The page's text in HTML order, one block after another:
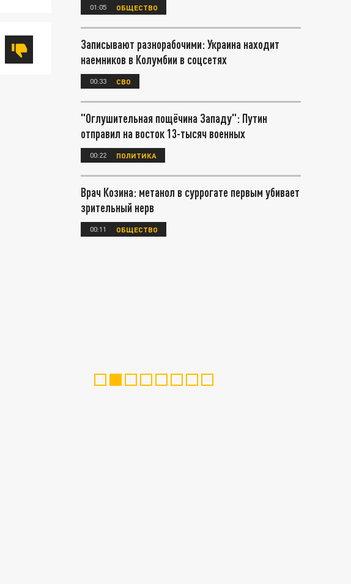
01:05 ОБЩЕСТВО
Записывают разнорабочими: Украина находит
наемников в Колумбии в соцсетях
00:33 СВО
"Оглушительная пощёчина Западу": Путин
отправил на восток 13-тысяч военных
00:22 ПОЛИТИКА
Врач Козина: метанол в суррогате первым убивает
зрительный нерв
00:11 ОБЩЕСТВО